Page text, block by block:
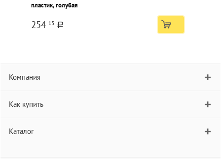
пластик, голубая
254 13 a
Компания
Как купить
Каталог